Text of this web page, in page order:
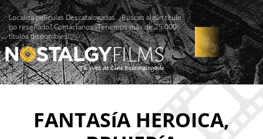
Localiza películas Descatalogadas. ¿Buscas algún título
no reseñado? Contáctanos -Tenemos más de 25.000
títulos disponibles!
FANTASíA HEROICA,